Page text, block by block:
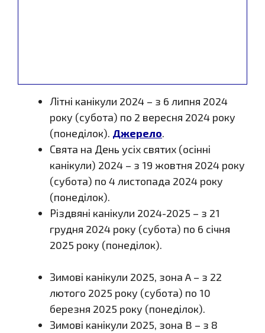
Літні канікули 2024 – з 6 липня 2024
року (субота) по 2 вересня 2024 року
(понеділок). Джерело.
Свята на День усіх святих (осінні
канікули) 2024 – з 19 жовтня 2024 року
(субота) по 4 листопада 2024 року
(понеділок).
Різдвяні канікули 2024-2025 – з 21
грудня 2024 року (субота) по 6 січня
2025 року (понеділок).
Зимові канікули 2025, зона A – з 22
лютого 2025 року (субота) по 10
березня 2025 року (понеділок).
Зимові канікули 2025, зона B – з 8